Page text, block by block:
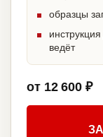
образцы
ведёт
от 12 600 ₽